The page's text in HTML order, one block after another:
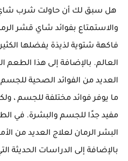
هل سبق لك أن حاولت شرب شاي
والاستمتاع بفوائد شاي قشر
فاكهة شتوية لذيذة يفضلها
العالم. بالإضافة إلى هذا الطعم
العديد من الفوائد الصحية
ما يوفر فوائد مختلفة للجسم ،
مفيد جدًا للجسم والبشرة. في
البشر الرمان لعلاج العديد من
بالإضافة إلى الدراسات الحديثة